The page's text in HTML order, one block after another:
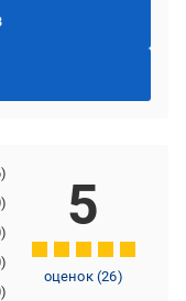
5
оценок (26)